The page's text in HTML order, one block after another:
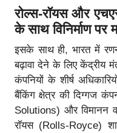
रोल्स-रॉयस और
के साथ विनिर्माण पर
इसके साथ ही, भारत में
बढ़ावा देने के लिए केंद्रीय
कंपनियों के शीर्ष
बैंकिंग क्षेत्र की दिग्गज
Solutions) और विमानन व
रॉयस (Rolls-Royce)